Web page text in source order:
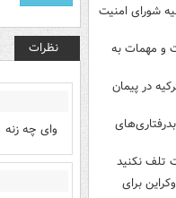
شورای امنیت
و مهمات به
در پیمان
تلف نکنید
برای
نظرات
وای چه